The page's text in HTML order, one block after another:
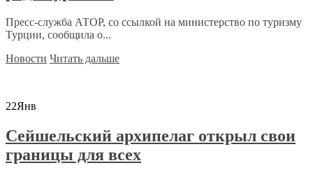
Пресс-служба АТОР, со ссылкой на министерство по туризму
Турции, сообщила о...
Новости Читать дальше
22Янв
Сейшельский архипелаг открыл свои
границы для всех